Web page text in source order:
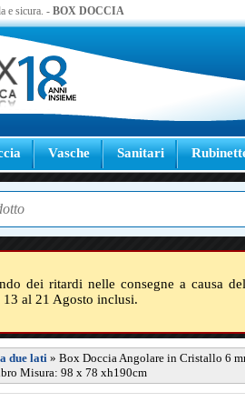
e sicura. - BOX DOCCIA
Vasche Sanitari
dei ritardi nelle consegne a causa
13 al 21 Agosto inclusi.
a due lati » Box Doccia Angolare in Cristallo 6
Misura: 98 x 78 xh190cm